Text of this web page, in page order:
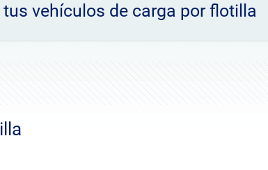
vehículos de carga por flotilla